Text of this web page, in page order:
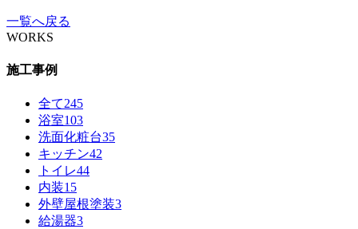
一覧へ戻る
WORKS
施工事例
全て245
浴室103
洗面化粧台35
キッチン42
トイレ44
内装15
外壁屋根塗装3
給湯器3